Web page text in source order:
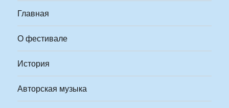
Главная
О фестивале
История
Авторская музыка